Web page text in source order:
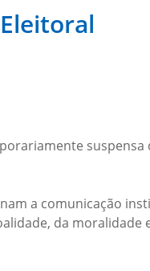
a comunicação
da